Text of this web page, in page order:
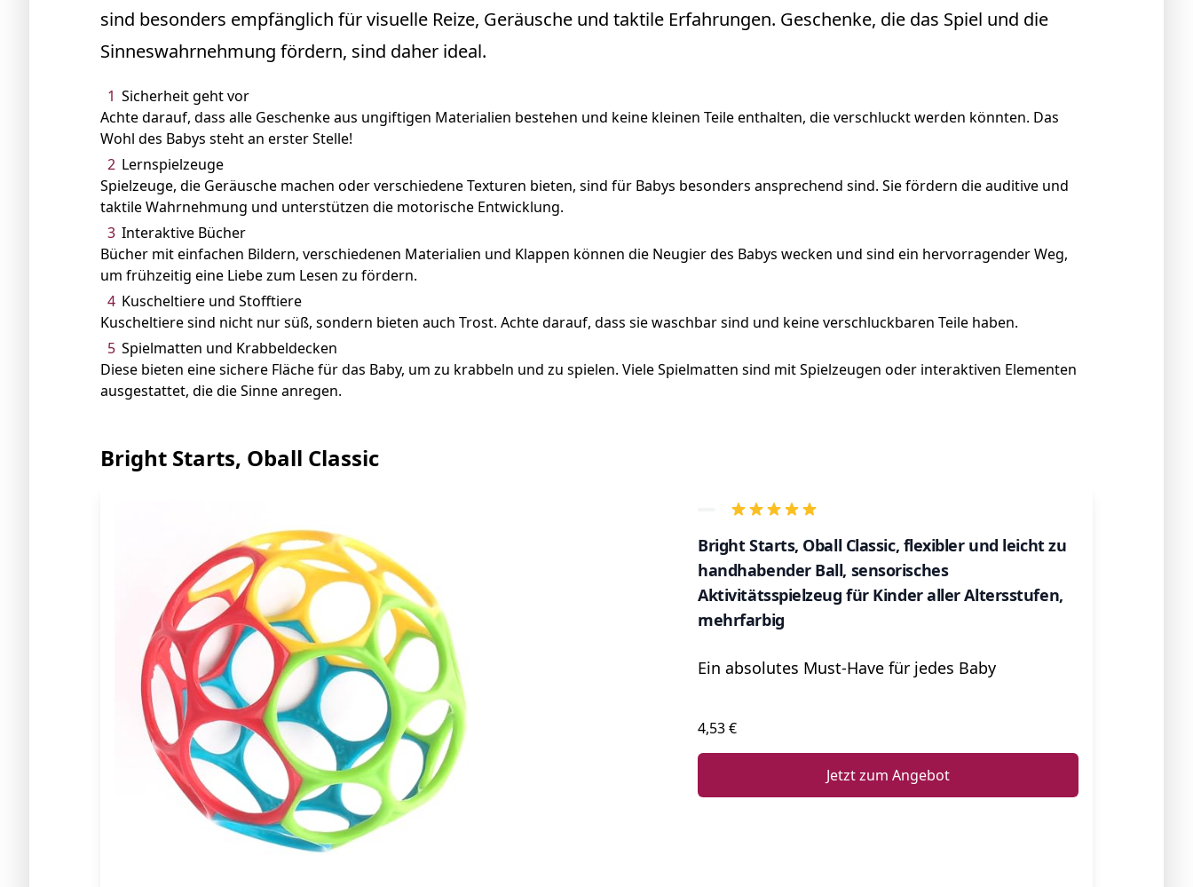
sind besonders empfänglich für visuelle Reize, Geräusche und taktile Erfahrungen. Geschenke, die das Spiel und die
Sinneswahrnehmung fördern, sind daher ideal.
Sicherheit geht vor
Achte darauf, dass alle Geschenke aus ungiftigen Materialien bestehen und keine kleinen Teile enthalten, die verschluckt werden könnten. Das
Wohl des Babys steht an erster Stelle!
Lernspielzeuge
Spielzeuge, die Geräusche machen oder verschiedene Texturen bieten, sind für Babys besonders ansprechend sind. Sie fördern die auditive und
taktile Wahrnehmung und unterstützen die motorische Entwicklung.
Interaktive Bücher
Bücher mit einfachen Bildern, verschiedenen Materialien und Klappen können die Neugier des Babys wecken und sind ein hervorragender Weg,
um frühzeitig eine Liebe zum Lesen zu fördern.
Kuscheltiere und Stofftiere
Kuscheltiere sind nicht nur süß, sondern bieten auch Trost. Achte darauf, dass sie waschbar sind und keine verschluckbaren Teile haben.
Spielmatten und Krabbeldecken
Diese bieten eine sichere Fläche für das Baby, um zu krabbeln und zu spielen. Viele Spielmatten sind mit Spielzeugen oder interaktiven Elementen
ausgestattet, die die Sinne anregen.
Bright Starts, Oball Classic
Bright Starts, Oball Classic, flexibler und leicht zu
handhabender Ball, sensorisches
Aktivitätsspielzeug für Kinder aller Altersstufen,
mehrfarbig
Ein absolutes Must-Have für jedes Baby
4,53 €
Jetzt zum Angebot